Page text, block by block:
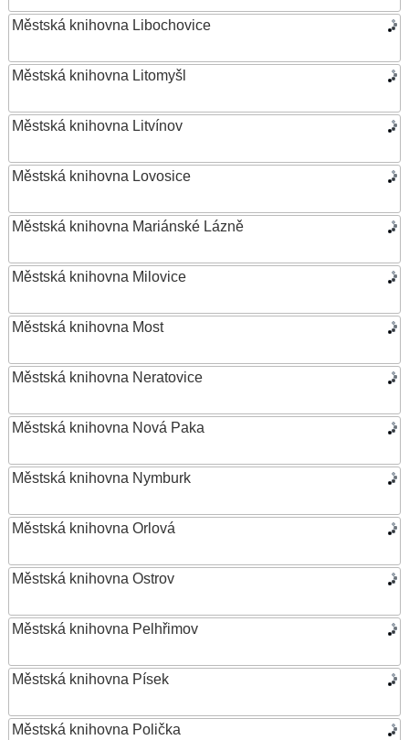
Městská knihovna Libochovice
Městská knihovna Litomyšl
Městská knihovna Litvínov
Městská knihovna Lovosice
Městská knihovna Mariánské Lázně
Městská knihovna Milovice
Městská knihovna Most
Městská knihovna Neratovice
Městská knihovna Nová Paka
Městská knihovna Nymburk
Městská knihovna Orlová
Městská knihovna Ostrov
Městská knihovna Pelhřimov
Městská knihovna Písek
Městská knihovna Polička